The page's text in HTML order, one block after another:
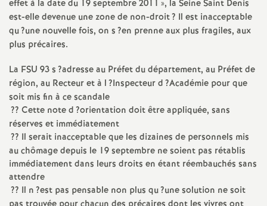
s
e
i
g
n
e
m
effet à la date du 19 septembre 2011 », la Seine Saint Denis
est-elle devenue une zone de non-droit? Il est inacceptable
qu?une nouvelle fois, on s?en prenne aux plus fragiles, aux
plus précaires.
La FSU 93 s?adresse au Préfet du département, au Préfet de
région, au Recteur et à l?Inspecteur d?Académie pour que
soit mis fin à ce scandale
?? Cette note d?orientation doit être appliquée, sans
réserves et immédiatement
?? Il serait inacceptable que les dizaines de personnels mis
au chômage depuis le 19 septembre ne soient pas rétablis
immédiatement dans leurs droits en étant réembauchés sans
attendre
?? Il n?est pas pensable non plus qu?une solution ne soit